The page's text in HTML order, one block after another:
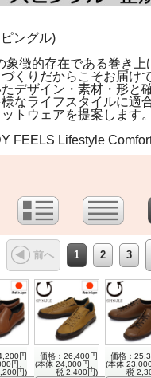
ングル)
象徴的存在である巻き上
づくりだからこそお届け
デザイン・素材・形と
なライフスタイルに適
トウェアを提案します。
FEELS Lifestyle
前へ 1 2 3
円
円、
円)
価格：26,400円
(本体 24,000円、
税 2,400円)
価格：
(本体 23,000
税